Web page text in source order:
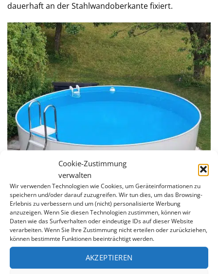
Cookie-Zustimmung
verwalten
Wir verwenden Technologien wie Cookies, um Geräteinformationen zu
speichern und/oder darauf zuzugreifen. Wir tun dies, um das Browsing-
Erlebnis zu verbessern und um (nicht) personalisierte Werbung
anzuzeigen. Wenn Sie diesen Technologien zustimmen, können wir
Daten wie das Surfverhalten oder eindeutige IDs auf dieser Website
verarbeiten. Wenn Sie Ihre Zustimmung nicht erteilen oder zurückziehen,
können bestimmte Funktionen beeinträchtigt werden.
AKZEPTIEREN
dauerhaft an der Stahlwandoberkante fixiert.